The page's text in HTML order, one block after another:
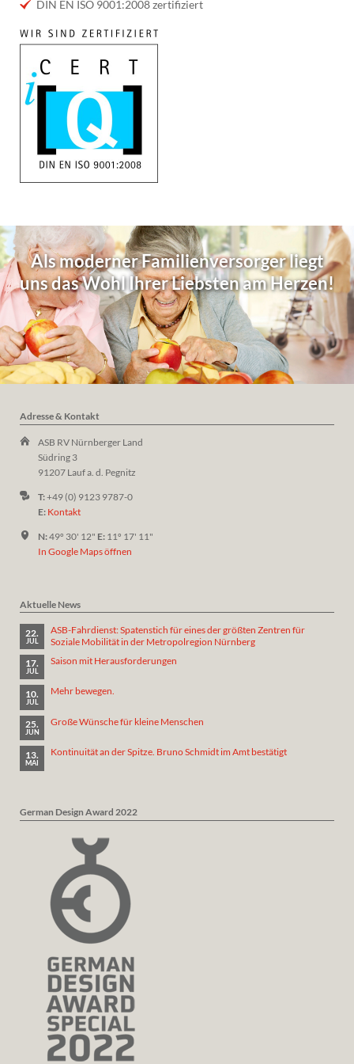
DIN EN ISO 9001:2008 zertifiziert
Als moderner Familienversorger liegt
uns das Wohl Ihrer Liebsten am Herzen!
Adresse & Kontakt
ASB RV Nürnberger Land
Südring 3
91207 Lauf a. d. Pegnitz
T:+49 (0) 9123 9787-0
E: Kontakt
N:49º 30' 12" E:11º 17' 11"
In Google Maps öffnen
Aktuelle News
22.
JUL
ASB-Fahrdienst: Spatenstich für eines der größten Zentren für
Soziale Mobilität in der Metropolregion Nürnberg
17.
JUL
Saison mit Herausforderungen
10.
JUL
Mehr bewegen.
25.
JUN
Große Wünsche für kleine Menschen
13.
MAI
Kontinuität an der Spitze. Bruno Schmidt im Amt bestätigt
German Design Award 2022